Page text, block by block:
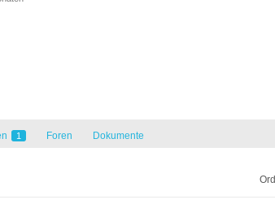
1 Foren Dokumente